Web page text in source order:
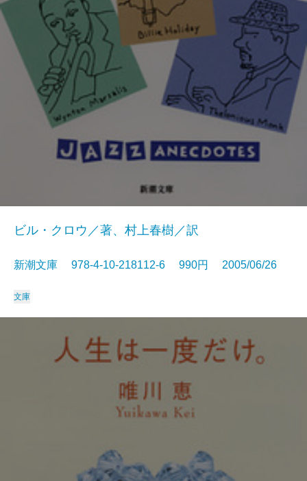
ビル・クロウ／著、村上春樹／訳
新潮文庫 978-4-10-218112-6 990円 2005/06/26
文庫